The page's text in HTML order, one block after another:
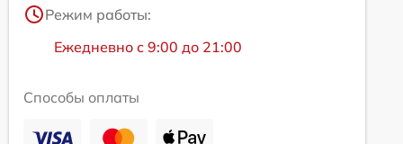
Режим работы:
Ежедневно с 9:00 до 21:00
Способы оплаты